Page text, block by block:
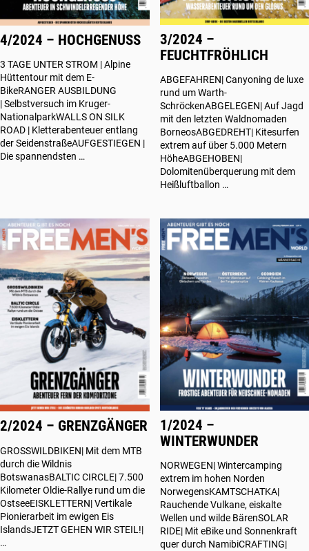
4/2024 – HOCHGENUSS
3 TAGE UNTER STROM | Alpine
Hüttentour mit dem E-
BikeRANGER AUSBILDUNG
| Selbstversuch im Kruger-
NationalparkWALLS ON SILK
ROAD | Kletterabenteuer entlang
der SeidenstraßeAUFGESTIEGEN |
Die spannendsten …
3/2024 –
FEUCHTFRÖHLICH
ABGEFAHREN| Canyoning de luxe
rund um Warth-
SchröckenABGELEGEN| Auf Jagd
mit den letzten Waldnomaden
BorneosABGEDREHT| Kitesurfen
extrem auf über 5.000 Metern
HöheABGEHOBEN|
Dolomitenüberquerung mit dem
Heißluftballon …
2/2024 – GRENZGÄNGER
GROSSWILDBIKEN| Mit dem MTB
durch die Wildnis
BotswanasBALTIC CIRCLE| 7.500
Kilometer Oldie-Rallye rund um die
OstseeEISKLETTERN| Vertikale
Pionierarbeit im ewigen Eis
IslandsJETZT GEHEN WIR STEIL!|
…
1/2024 –
WINTERWUNDER
NORWEGEN| Wintercamping
extrem im hohen Norden
NorwegensKAMTSCHATKA|
Rauchende Vulkane, eiskalte
Wellen und wilde BärenSOLAR
RIDE| Mit eBike und Sonnenkraft
quer durch NamibiCRAFTING|